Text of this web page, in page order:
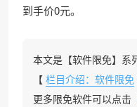
到手价0元。
本文是【软件限免】系
【 栏目介绍：软件限免
更多限免软件可以点击